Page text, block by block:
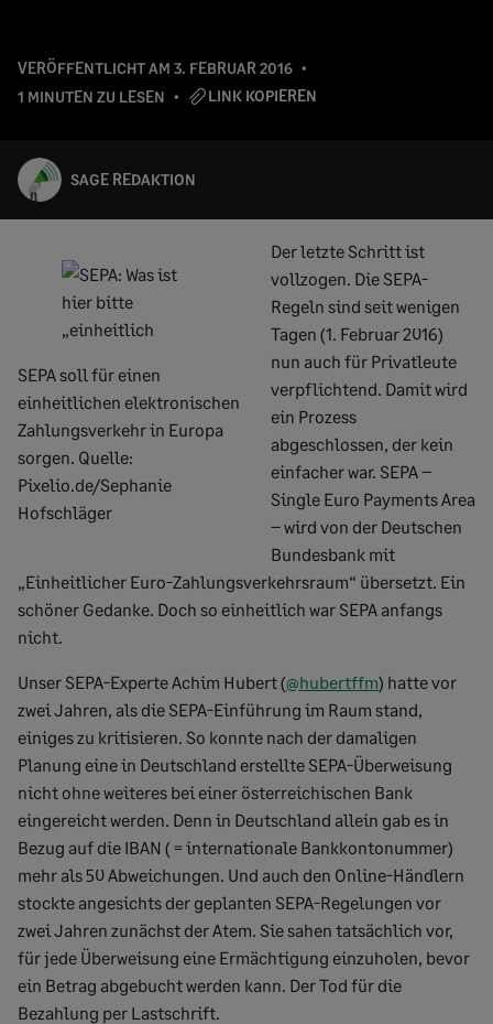
VERÖFFENTLICHT AM 3. FEBRUAR 2016
1 MINUTEN ZU LESEN
LINK KOPIEREN
SAGE REDAKTION
SEPA soll für einen
einheitlichen elektronischen
Zahlungsverkehr in Europa
sorgen. Quelle:
Pixelio.de/Sephanie
Hofschläger
Der letzte Schritt ist
vollzogen. Die SEPA-
Regeln sind seit wenigen
Tagen (1. Februar 2016)
nun auch für Privatleute
verpflichtend. Damit wird
ein Prozess
abgeschlossen, der kein
einfacher war. SEPA –
Single Euro Payments Area
– wird von der Deutschen
Bundesbank mit
„Einheitlicher Euro-Zahlungsverkehrsraum“ übersetzt. Ein
schöner Gedanke. Doch so einheitlich war SEPA anfangs
nicht.
Unser SEPA-Experte Achim Hubert (@hubertffm) hatte vor
zwei Jahren, als die SEPA-Einführung im Raum stand,
einiges zu kritisieren. So konnte nach der damaligen
Planung eine in Deutschland erstellte SEPA-Überweisung
nicht ohne weiteres bei einer österreichischen Bank
eingereicht werden. Denn in Deutschland allein gab es in
Bezug auf die IBAN ( = internationale Bankkontonummer)
mehr als 50 Abweichungen. Und auch den Online-Händlern
stockte angesichts der geplanten SEPA-Regelungen vor
zwei Jahren zunächst der Atem. Sie sahen tatsächlich vor,
für jede Überweisung eine Ermächtigung einzuholen, bevor
ein Betrag abgebucht werden kann. Der Tod für die
Bezahlung per Lastschrift.